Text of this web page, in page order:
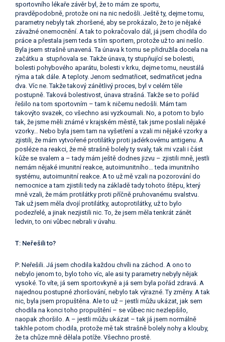
sportovního lékaře závěr byl, že to mám ze sportu,
pravděpodobně, protože oni na nic nedošli. Ještě ty, dejme tomu,
parametry nebyly tak zhoršené, aby se prokázalo, že to je nějaké
závažné onemocnění. A tak to pokračovalo dál, já jsem chodila do
práce a přestala jsem teda s tím sportem, protože už to ani nešlo.
Byla jsem strašně unavená. Ta únava k tomu se přidružila docela na
začátku a stupňovala se. Takže únava, ty stupňující se bolesti,
bolesti pohybového aparátu, bolesti v krku, dejme tomu, neustálá
rýma a tak dále. A teploty. Jenom sedmatřicet, sedmatřicet jedna
dva. Víc ne. Takže takový zánětlivý proces, byl v celém těle
postupně. Taková bolestivost, únava strašná. Takže se to pořád
řešilo na tom sportovním – tam k ničemu nedošli. Mám tam
takovýto svazek, co všechno asi vyzkoumali. No, a potom to bylo
tak, že jsme měli známé v krajském městě, tak jsme poslali nějaké
vzorky… Nebo byla jsem tam na vyšetření a vzali mi nějaké vzorky a
zjistili, že mám vytvořené protilátky proti jadérkovému antigenu. A
posléze na reakci, že mě strašně bolely ty svaly, tak mi vzali i část
kůže se svalem a – tady mám ještě dodnes jizvu – zjistili mně, jestli
nemám nějaké imunitní reakce, autoimunitního… teda imunitního
systému, autoimunitní reakce. A to už mě vzali na pozorování do
nemocnice a tam zjistili tedy na základě tady tohoto štěpu, který
mně vzali, že mám protilátky proti příčně pruhovanému svalstvu.
Tak už jsem měla dvojí protilátky, autoprotilátky, už to bylo
podezřelé, a jinak nezjistili nic. To, že jsem měla tenkrát zánět
ledvin, to oni vůbec nebrali v úvahu.
T: Neřešili to?
P: Neřešili. Já jsem chodila každou chvíli na záchod. A ono to
nebylo jenom to, bylo toho víc, ale asi ty parametry nebyly nějak
vysoké. To víte, já sem sportovkyně a já sem byla pořád zdravá. A
najednou postupné zhoršování, nebylo tak výrazné. Ty změny. A tak
nic, byla jsem propuštěna. Ale to už – jestli můžu ukázat, jak sem
chodila na konci toho propuštění – se vůbec nic nezlepšilo,
naopak zhoršilo. A – jestli můžu ukázat – tak já jsem normálně
takhle potom chodila, protože mě tak strašně bolely nohy a klouby,
že ta chůze mně dělala potíže. Všechno prostě.